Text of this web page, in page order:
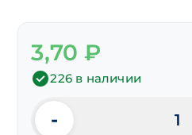
3,70₽
226 в наличии
Количество
-